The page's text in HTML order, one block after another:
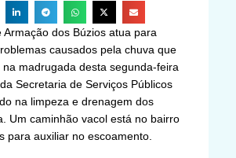
Armação dos Búzios atua para
causados pela chuva que
madrugada desta segunda-feira
Secretaria de Serviços Públicos
na limpeza e drenagem dos
Um caminhão vacol está no bairro
para auxiliar no escoamento.